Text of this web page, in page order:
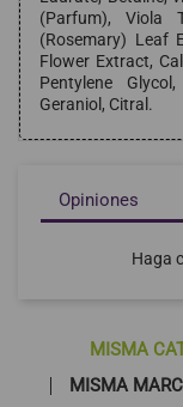
(Parfum), Viola
(Rosemary) Leaf
Flower Extract,
Pentylene
Geraniol, Citral.
Opiniones
Haga
MISMA
MISMA